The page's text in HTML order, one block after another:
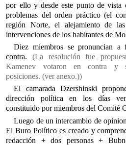
por ello y desde este punto de vista
problemas del orden práctico (el
región Norte, el alejamiento de
intervenciones de los habitantes de
Diez miembros se pronuncian
contra. (La resolución fue
Kamenev votaron en contra y
posiciones. (ver anexo.))
El camarada Dzershinski
dirección política en los días
constituido por miembros del Comité
Luego de un intercambio de
El Buro Político es creado y
redacción + dos personas +